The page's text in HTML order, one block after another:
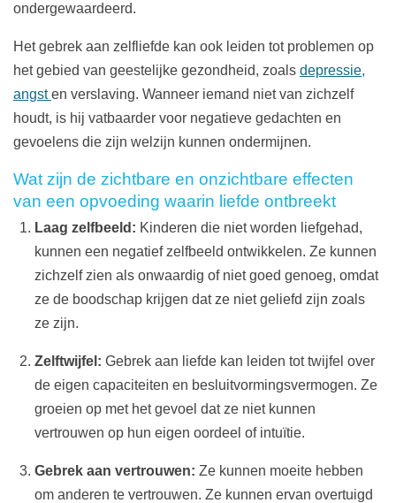
ondergewaardeerd.
Het gebrek aan zelfliefde kan ook leiden tot problemen op
het gebied van geestelijke gezondheid, zoals depressie,
angsten verslaving. Wanneer iemand niet van zichzelf
houdt, is hij vatbaarder voor negatieve gedachten en
gevoelens die zijn welzijn kunnen ondermijnen.
Wat zijn de zichtbare en onzichtbare effecten
van een opvoeding waarin liefde ontbreekt
Laag zelfbeeld: Kinderen die niet worden liefgehad,
kunnen een negatief zelfbeeld ontwikkelen. Ze kunnen
zichzelf zien als onwaardig of niet goed genoeg, omdat
ze de boodschap krijgen dat ze niet geliefd zijn zoals
ze zijn.
Zelftwijfel: Gebrek aan liefde kan leiden tot twijfel over
de eigen capaciteiten en besluitvormingsvermogen. Ze
groeien op met het gevoel dat ze niet kunnen
vertrouwen op hun eigen oordeel of intuïtie.
Gebrek aan vertrouwen: Ze kunnen moeite hebben
om anderen te vertrouwen. Ze kunnen ervan overtuigd